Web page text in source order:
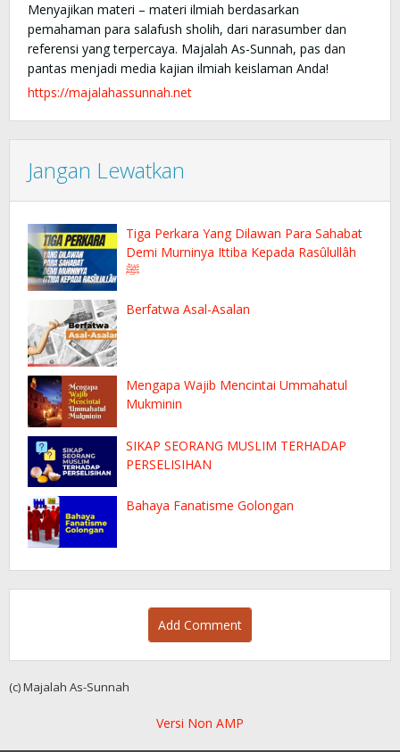
Menyajikan materi – materi ilmiah berdasarkan
pemahaman para salafush sholih, dari narasumber dan
referensi yang terpercaya. Majalah As-Sunnah, pas dan
pantas menjadi media kajian ilmiah keislaman Anda!
https://majalahassunnah.net
Jangan Lewatkan
Tiga Perkara Yang Dilawan Para Sahabat
Demi Murninya Ittiba Kepada Rasûlullâh
ﷺ
Berfatwa Asal-Asalan
Mengapa Wajib Mencintai Ummahatul
Mukminin
SIKAP SEORANG MUSLIM TERHADAP
PERSELISIHAN
Bahaya Fanatisme Golongan
Add Comment
(c) Majalah As-Sunnah
Versi Non AMP